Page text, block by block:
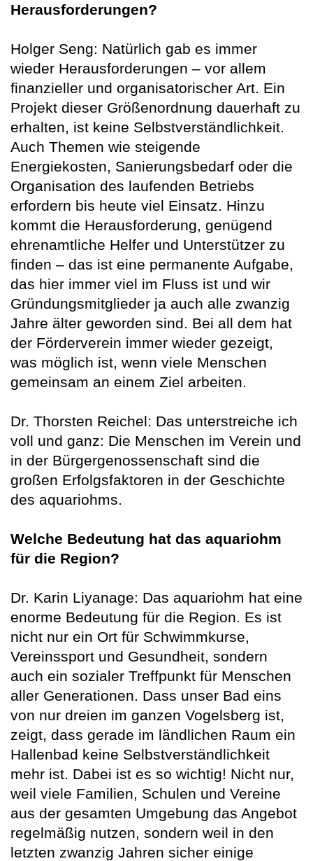
Herausforderungen?
Holger Seng: Natürlich gab es immer
wieder Herausforderungen – vor allem
finanzieller und organisatorischer Art. Ein
Projekt dieser Größenordnung dauerhaft zu
erhalten, ist keine Selbstverständlichkeit.
Auch Themen wie steigende
Energiekosten, Sanierungsbedarf oder die
Organisation des laufenden Betriebs
erfordern bis heute viel Einsatz. Hinzu
kommt die Herausforderung, genügend
ehrenamtliche Helfer und Unterstützer zu
finden – das ist eine permanente Aufgabe,
das hier immer viel im Fluss ist und wir
Gründungsmitglieder ja auch alle zwanzig
Jahre älter geworden sind. Bei all dem hat
der Förderverein immer wieder gezeigt,
was möglich ist, wenn viele Menschen
gemeinsam an einem Ziel arbeiten.
Dr. Thorsten Reichel: Das unterstreiche ich
voll und ganz: Die Menschen im Verein und
in der Bürgergenossenschaft sind die
großen Erfolgsfaktoren in der Geschichte
des aquariohms.
Welche Bedeutung hat das aquariohm
für die Region?
Dr. Karin Liyanage: Das aquariohm hat eine
enorme Bedeutung für die Region. Es ist
nicht nur ein Ort für Schwimmkurse,
Vereinssport und Gesundheit, sondern
auch ein sozialer Treffpunkt für Menschen
aller Generationen. Dass unser Bad eins
von nur dreien im ganzen Vogelsberg ist,
zeigt, dass gerade im ländlichen Raum ein
Hallenbad keine Selbstverständlichkeit
mehr ist. Dabei ist es so wichtig! Nicht nur,
weil viele Familien, Schulen und Vereine
aus der gesamten Umgebung das Angebot
regelmäßig nutzen, sondern weil in den
letzten zwanzig Jahren sicher einige